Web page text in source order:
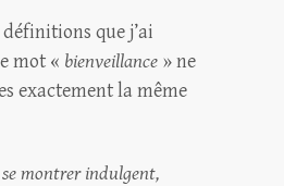
que j’ai
mot « bienveillance » ne
exactement la même
montrer indulgent,